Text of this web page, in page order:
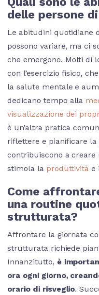
delle persone
Le abitudini quotidiane
possono variare, ma ci
che emergono. Molti di
con l’esercizio fisico,
la salute mentale e
dedicano tempo alla
visualizzazione dei
è un’altra pratica
riflettere e pianificare la
contribuiscono a
stimola la produttività e
Come
una routine
strutturata?
Affrontare la giornata
strutturata richiede
Innanzitutto, è
ora ogni giorno,
orario di risveglio.